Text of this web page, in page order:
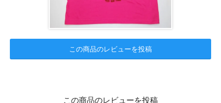
この商品のレビューを投稿
この商品のレビューを投稿